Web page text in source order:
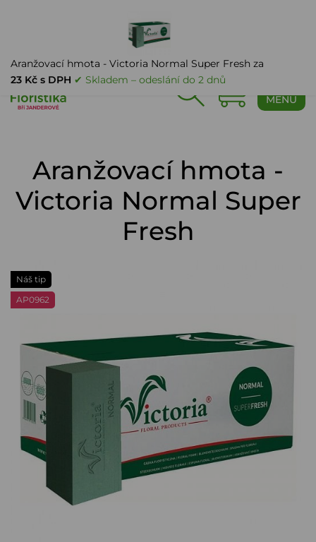
MENU
Aranžovací hmota -
Victoria Normal Super
Fresh
Náš tip
AP0962
Aranžovací hmota - Victoria Normal Super Fresh za
23 Kč s DPH ✔ Skladem – odeslání do 2 dnů